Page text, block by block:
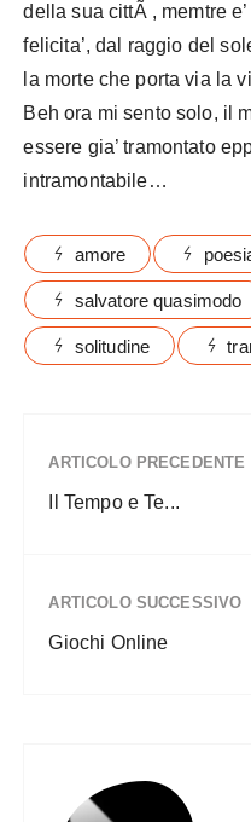
della sua cittÃ , memtre
felicita’, dal raggio del
la morte che porta via la
Beh ora mi sento solo, il
essere gia’ tramontato
intramontabile…
amore
salvatore quasimodo
solitudine
ARTICOLO PRECEDENTE
Il Tempo e Te...
ARTICOLO SUCCESSIVO
Giochi Online